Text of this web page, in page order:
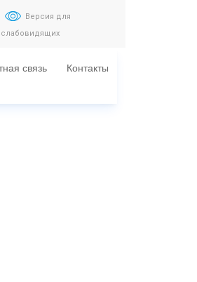
Версия для
слабовидящих
связь
Контакты